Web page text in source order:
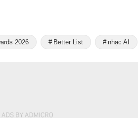
2026 Better List nhạc AI